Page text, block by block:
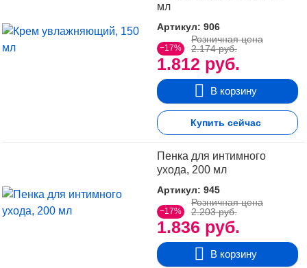
мл
Артикул: 906
−17%
1.812 руб.
Розничная цена
2.174 руб.
В корзину
Купить сейчас
Пенка для интимного
ухода, 200 мл
Артикул: 945
−17%
1.836 руб.
Розничная цена
2.203 руб.
В корзину